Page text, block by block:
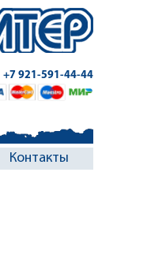
+7 921-591-44-44
Контакты